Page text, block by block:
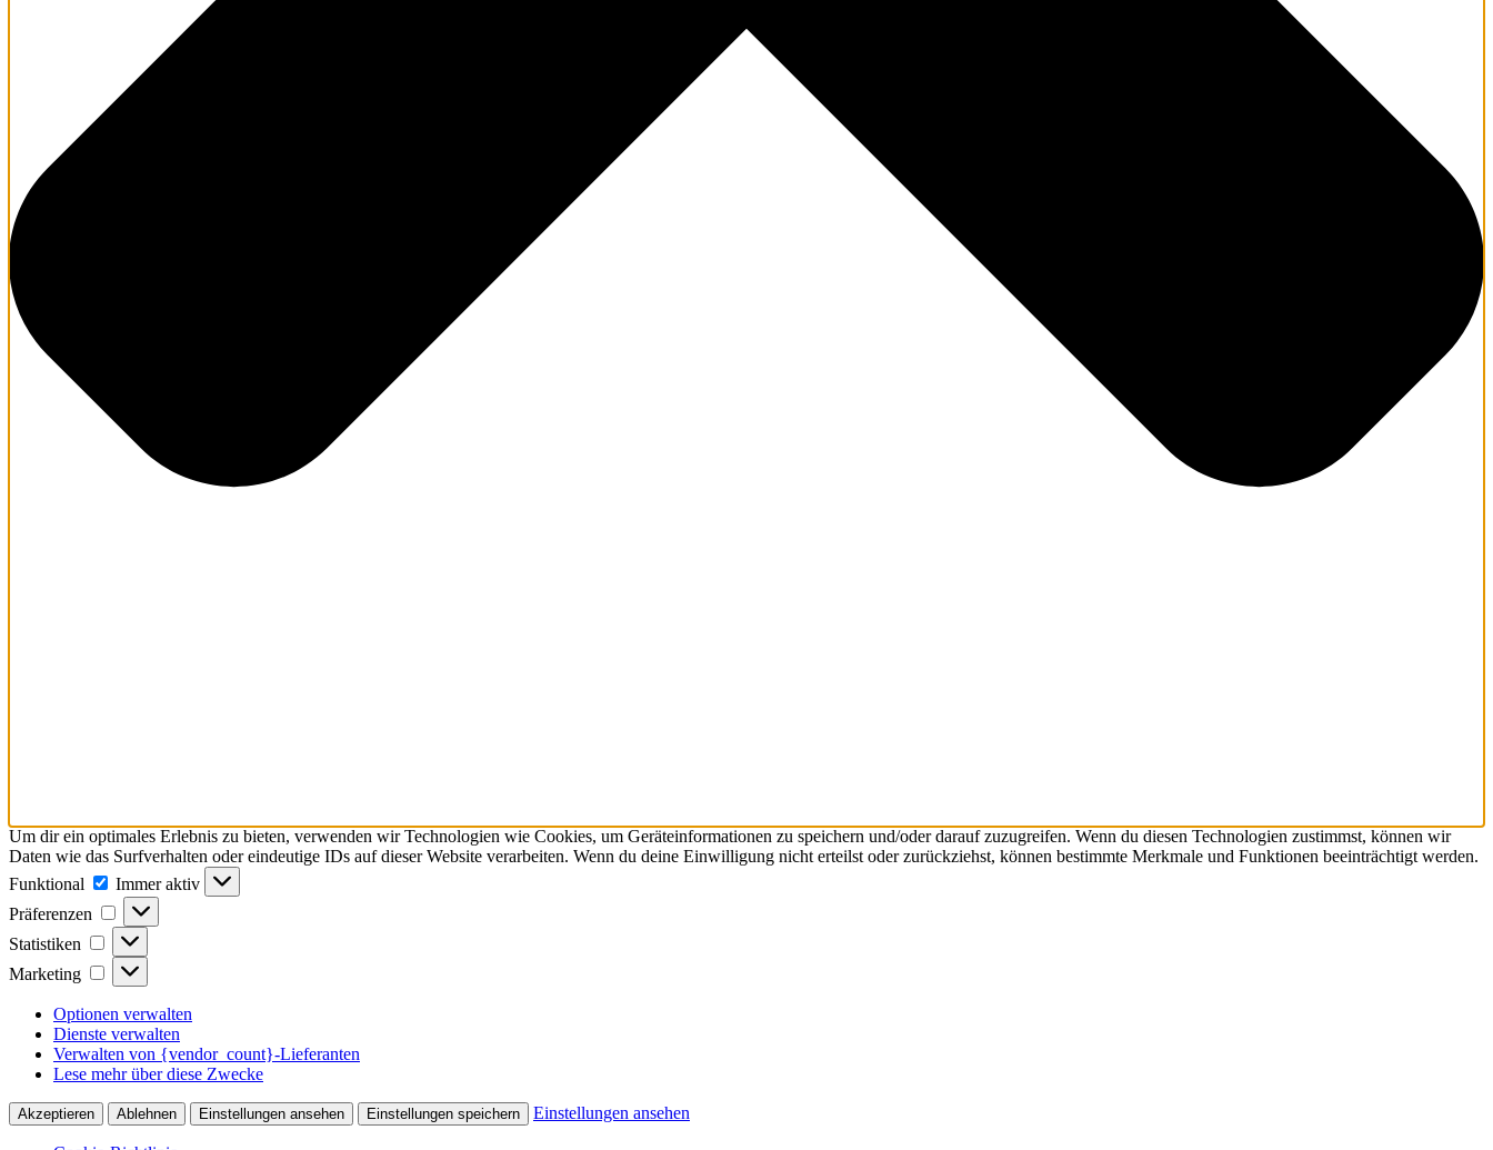
Um dir ein optimales Erlebnis zu bieten, verwenden wir Technologien wie Cookies, um Geräteinformationen zu speichern und/oder darauf zuzugreifen. Wenn du diesen Technologien zustimmst, können wir
Daten wie das Surfverhalten oder eindeutige IDs auf dieser Website verarbeiten. Wenn du deine Einwilligung nicht erteilst oder zurückziehst, können bestimmte Merkmale und Funktionen beeinträchtigt werden.
Funktional
Funktional
Immer aktiv
Präferenzen
Präferenzen
Statistiken Statistiken
Marketing Marketing
Optionen verwalten
Dienste verwalten
Verwalten von {vendor_count}-Lieferanten
Lese mehr über diese Zwecke
Akzeptieren Ablehnen Einstellungen ansehen Einstellungen speichern Einstellungen ansehen